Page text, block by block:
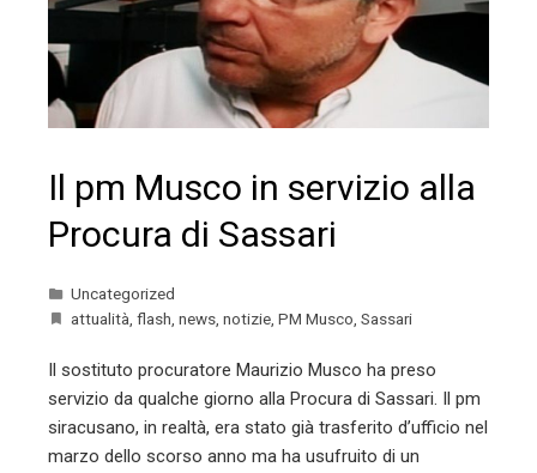
Il pm Musco in servizio alla
Procura di Sassari
Uncategorized
attualità, flash, news, notizie, PM Musco, Sassari
Il sostituto procuratore Maurizio Musco ha preso
servizio da qualche giorno alla Procura di Sassari. Il pm
siracusano, in realtà, era stato già trasferito d’ufficio nel
marzo dello scorso anno ma ha usufruito di un